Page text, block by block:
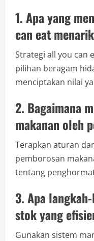
1. Apa yang
can eat
Strategi all you can
pilihan beragam
menciptakan nilai
2. Bagaimana
makanan oleh
Terapkan aturan
pemborosan
tentang
3. Apa
stok yang
Gunakan sistem